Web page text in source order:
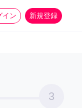
イン 新規登録
more_horiz
3